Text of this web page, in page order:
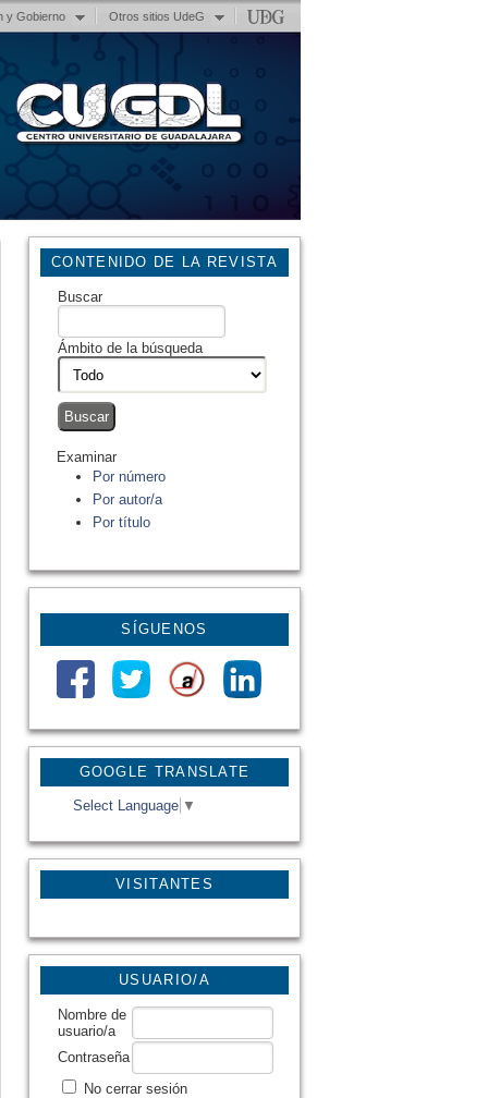
y Gobierno Otros sitios UdeG
GOOGLE TRANSLATE
Select Language ▼
VISITANTES
CONTENIDO DE LA REVISTA
Buscar
Ámbito de la búsqueda
Examinar
Por número
Por autor/a
Por título
SÍGUENOS
USUARIO/A
Nombre de
usuario/a
Contraseña
No cerrar sesión